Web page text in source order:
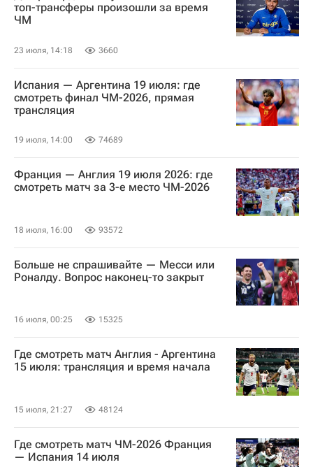
топ-трансферы произошли за время
ЧМ
23 июля, 14:18 3660
Испания — Аргентина 19 июля: где
смотреть финал ЧМ-2026, прямая
трансляция
19 июля, 14:00 74689
Франция — Англия 19 июля 2026: где
смотреть матч за 3-е место ЧМ-2026
18 июля, 16:00 93572
Больше не спрашивайте — Месси или
Роналду. Вопрос наконец-то закрыт
16 июля, 00:25 15325
Где смотреть матч Англия - Аргентина
15 июля: трансляция и время начала
15 июля, 21:27 48124
Где смотреть матч ЧМ-2026 Франция
— Испания 14 июля